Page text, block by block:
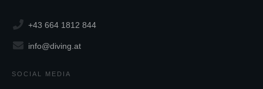
+43 664 1812 844
info@diving.at
SOCIAL MEDIA